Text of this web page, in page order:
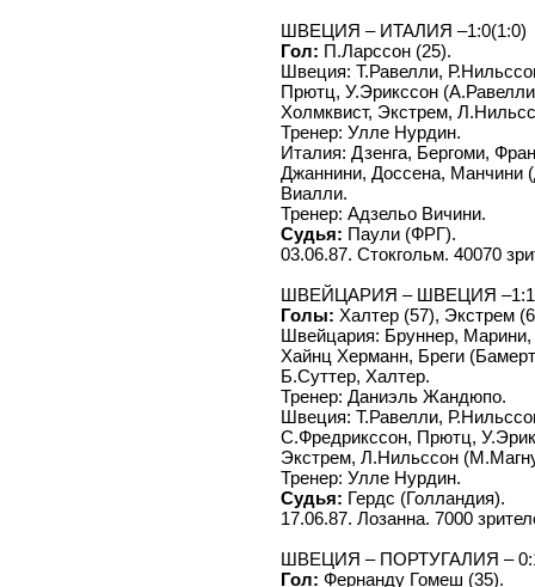
ШВЕЦИЯ – ИТАЛИЯ –1:0(1:0)
Гол: П.Ларссон (25).
Швеция: Т.Равелли,
Прютц, У.Эрикссон
Холмквист, Экстрем,
Тренер: Улле Нурдин.
Италия: Дзенга, Бергоми,
Джаннини, Доссена, Манчини
Виалли.
Тренер: Адзельо Вичини.
Судья: Паули (ФРГ).
03.06.87. Стокгольм. 40070
ШВЕЙЦАРИЯ – ШВЕЦИЯ –1:1
Голы: Халтер (57), Экстрем
Швейцария: Бруннер,
Хайнц Херманн, Бреги
Б.Суттер, Халтер.
Тренер: Даниэль Жандюпо.
Швеция: Т.Равелли,
С.Фредрикссон, Прютц,
Экстрем, Л.Нильссон
Тренер: Улле Нурдин.
Судья: Гердс (Голландия).
17.06.87. Лозанна. 7000
ШВЕЦИЯ – ПОРТУГАЛИЯ –
Гол: Фернанду Гомеш (35).